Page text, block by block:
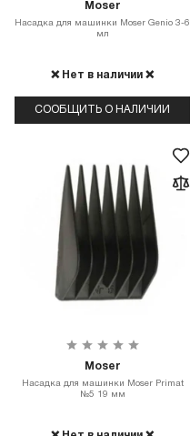
Moser
Насадка для машинки Moser Genio 3-6
мл
❌ Нет в наличии ❌
СООБЩИТЬ О НАЛИЧИИ
Moser
Насадка для машинки Moser Primat
№5 19 мм